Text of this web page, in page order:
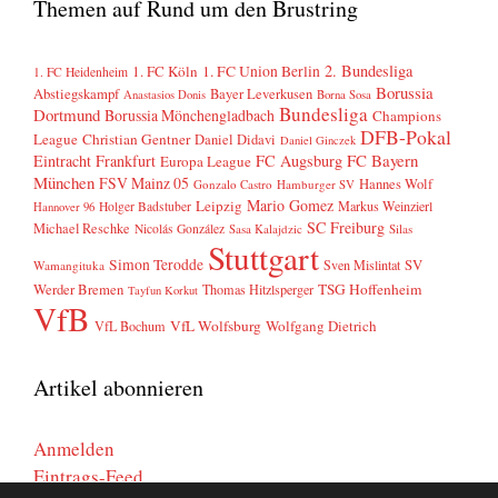
Themen auf Rund um den Brustring
1. FC Heidenheim 1. FC Köln 1. FC Union Berlin 2. Bundesliga
Abstiegskampf Anastasios Donis Bayer Leverkusen Borna Sosa Borussia
Dortmund Borussia Mönchengladbach Bundesliga Champions
League Christian Gentner Daniel Didavi Daniel Ginczek DFB-Pokal
Eintracht Frankfurt Europa League FC Augsburg FC Bayern
München FSV Mainz 05 Gonzalo Castro Hamburger SV Hannes Wolf
Hannover 96 Holger Badstuber Leipzig Mario Gomez Markus Weinzierl
Michael Reschke Nicolás González Sasa Kalajdzic SC Freiburg Silas
Wamangituka Simon Terodde Stuttgart Sven Mislintat SV
Werder Bremen Tayfun Korkut Thomas Hitzlsperger TSG Hoffenheim
VfB VfL Bochum VfL Wolfsburg Wolfgang Dietrich
Artikel abonnieren
Anmelden
Eintrags-Feed